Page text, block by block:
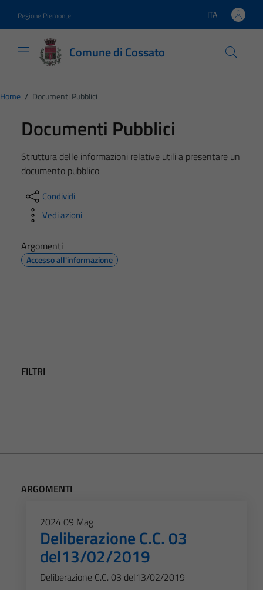
Regione Piemonte Lingua attiva:
ITA
Comune di Cossato
Home / Documenti Pubblici
Documenti Pubblici
Struttura delle informazioni relative utili a presentare un
documento pubblico
Condividi
Vedi azioni
Argomenti
Accesso all'informazione
FILTRI
ARGOMENTI
202409 Mag
Deliberazione C.C. 03
del13/02/2019
Deliberazione C.C. 03 del13/02/2019